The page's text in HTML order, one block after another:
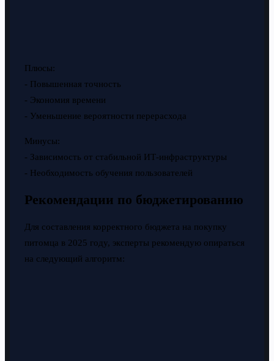
Плюсы:
- Повышенная точность
- Экономия времени
- Уменьшение вероятности перерасхода
Минусы:
- Зависимость от стабильной ИТ-инфраструктуры
- Необходимость обучения пользователей
Рекомендации по бюджетированию
Для составления корректного бюджета на покупку
питомца в 2025 году, эксперты рекомендую опираться
на следующий алгоритм: